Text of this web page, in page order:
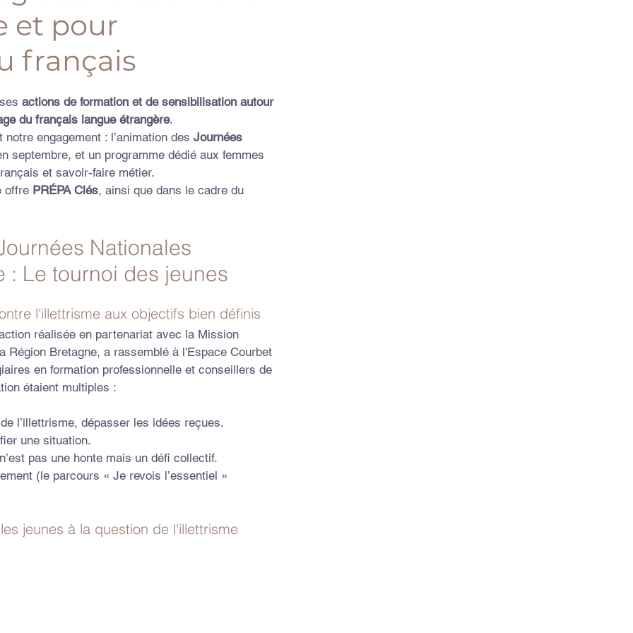
et pour
français
actions de formation et de sensibilisation autour
du français langue étrangère.
engagement : l’animation des Journées
septembre, et un programme dédié aux femmes
et savoir-faire métier.
offre PRÉPA Clés, ainsi que dans le cadre du
Nationales
Le tournoi des jeunes
l'illettrisme aux objectifs bien définis
réalisée en partenariat avec la Mission
Région Bretagne, a rassemblé à l'Espace Courbet
en formation professionnelle et conseillers de
étaient multiples :
l’illettrisme, dépasser les idées reçues.
une situation.
pas une honte mais un défi collectif.
(le parcours « Je revois l’essentiel »
jeunes à la question de l'illettrisme